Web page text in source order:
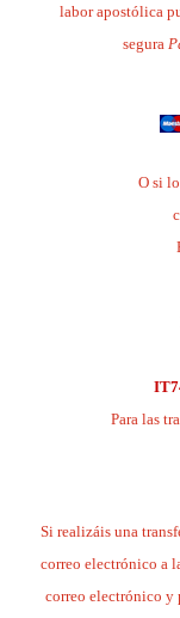
labor apostólica
segura
O si
Para las
Si realizáis una
correo electrónico a
correo electrónico y